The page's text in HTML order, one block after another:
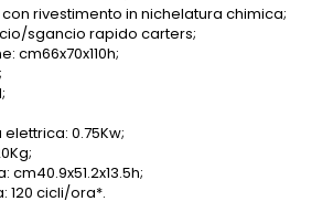
rivestimento in nichelatura chimica;
sgancio rapido carters;
cm66x70x110h;
0.75Kw;
120 cicli/ora*.